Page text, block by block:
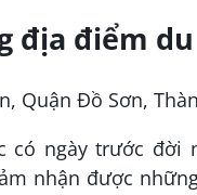
địa điểm
Quận Đồ Sơn,
có ngày trước
nhận được